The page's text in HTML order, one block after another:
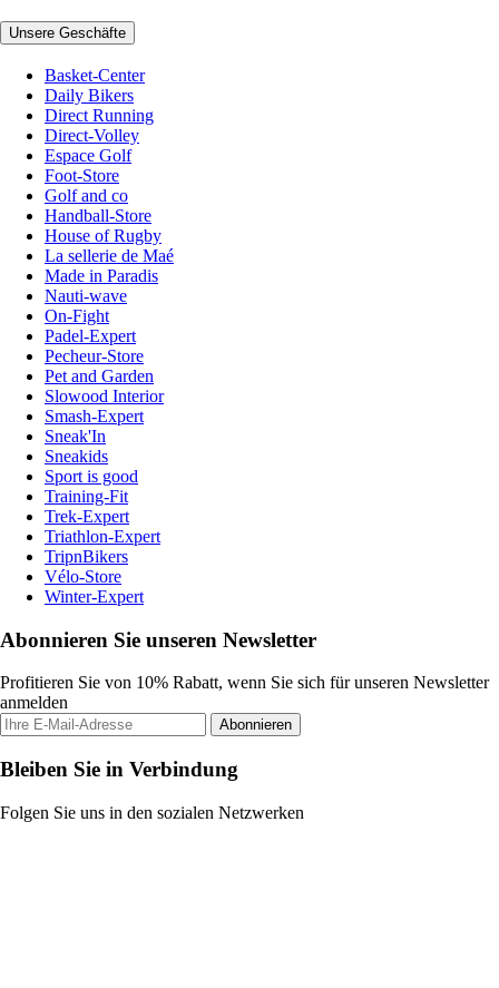
Unsere Geschäfte
Basket-Center
Daily Bikers
Direct Running
Direct-Volley
Espace Golf
Foot-Store
Golf and co
Handball-Store
House of Rugby
La sellerie de Maé
Made in Paradis
Nauti-wave
On-Fight
Padel-Expert
Pecheur-Store
Pet and Garden
Slowood Interior
Smash-Expert
Sneak'In
Sneakids
Sport is good
Training-Fit
Trek-Expert
Triathlon-Expert
TripnBikers
Vélo-Store
Winter-Expert
Abonnieren Sie unseren Newsletter
Profitieren Sie von 10% Rabatt, wenn Sie sich für unseren Newsletter
anmelden
Abonnieren
Bleiben Sie in Verbindung
Folgen Sie uns in den sozialen Netzwerken